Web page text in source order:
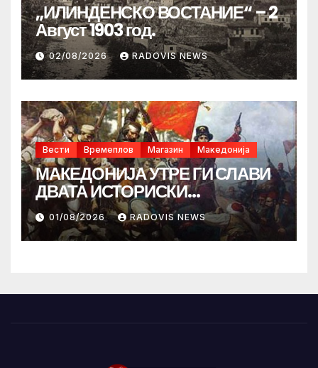
„ИЛИНДЕНСКО ВОСТАНИЕ“ – 2
Август 1903 год.
02/08/2026 RADOVIS NEWS
Вести Времеплов Магазин Македонија
МАКЕДОНИЈА УТРЕ ГИ СЛАВИ
ДВАТА ИСТОРИСКИ
ИЛИНДЕНА!
01/08/2026 RADOVIS NEWS